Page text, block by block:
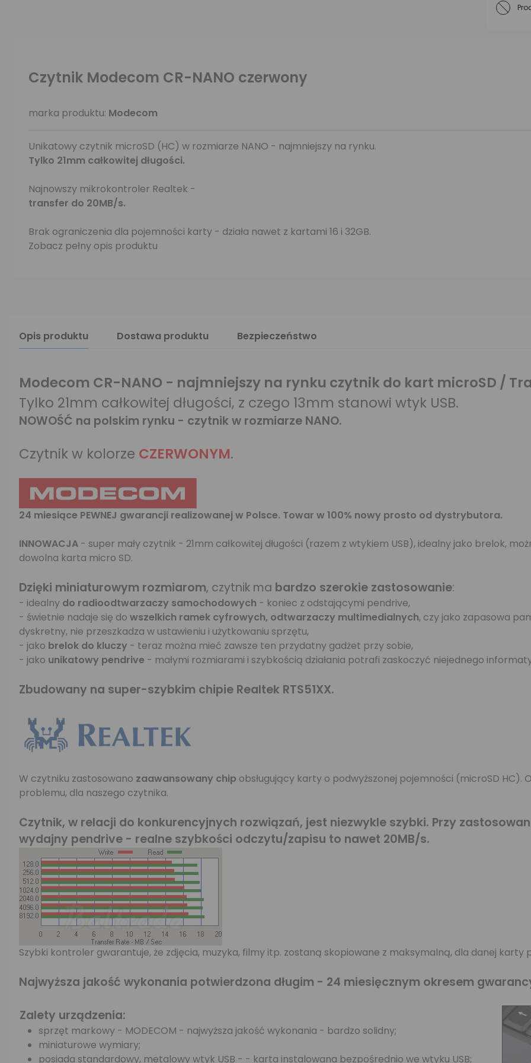
Czytnik Modecom CR-NANO czerwony
marka produktu: Modecom
Unikatowy czytnik microSD (HC) w rozmiarze NANO - najmniejszy na rynku.
Tylko 21mm całkowitej długości.
Najnowszy mikrokontroler Realtek -
transfer do 20MB/s.
Brak ograniczenia dla pojemności karty - działa nawet z kartami 16 i 32GB.
Zobacz pełny opis produktu
Opis produktu Dostawa produktu Bezpieczeństwo
Modecom CR-NANO - najmniejszy na rynku czytnik do kart microSD /
Tylko 21mm całkowitej długości, z czego 13mm stanowi wtyk USB.
NOWOŚĆ na polskim rynku - czytnik w rozmiarze NANO.
Czytnik w kolorze CZERWONYM.
24 miesiące PEWNEJ gwarancji realizowanej w Polsce. Towar w 100% nowy prosto od dystrybutora.
INNOWACJA - super mały czytnik - 21mm całkowitej długości (razem z wtykiem USB), idealny jako brelok,
dowolna karta micro SD.
Dzięki miniaturowym rozmiarom, czytnik ma bardzo szerokie zastosowanie:
- idealny do radioodtwarzaczy samochodowych - koniec z odstającymi pendrive,
- świetnie nadaje się do wszelkich ramek cyfrowych, odtwarzaczy multimedialnych, czy jako zapasowa
dyskretny, nie przeszkadza w ustawieniu i użytkowaniu sprzętu,
- jako brelok do kluczy - teraz można mieć zawsze ten przydatny gadżet przy sobie,
- jako unikatowy pendrive - małymi rozmiarami i szybkością działania potrafi zaskoczyć niejednego
Zbudowany na super-szybkim chipie Realtek RTS51XX.
W czytniku zastosowano zaawansowany chip obsługujący karty o podwyższonej pojemności (microSD HC).
problemu, dla naszego czytnika.
Czytnik, w relacji do konkurencyjnych rozwiązań, jest niezwykle szybki. Przy
wydajny pendrive - realne szybkości odczytu/zapisu to nawet 20MB/s.
Szybki kontroler gwarantuje, że zdjęcia, muzyka, filmy itp. zostaną skopiowane z maksymalną, dla danej karty
Najwyższa jakość wykonania potwierdzona długim - 24 miesięcznym okresem
Zalety urządzenia:
sprzęt markowy - MODECOM - najwyższa jakość wykonania - bardzo solidny;
miniaturowe wymiary;
posiada standardowy, metalowy wtyk USB - - karta instalowana bezpośrednio we wtyku USB;